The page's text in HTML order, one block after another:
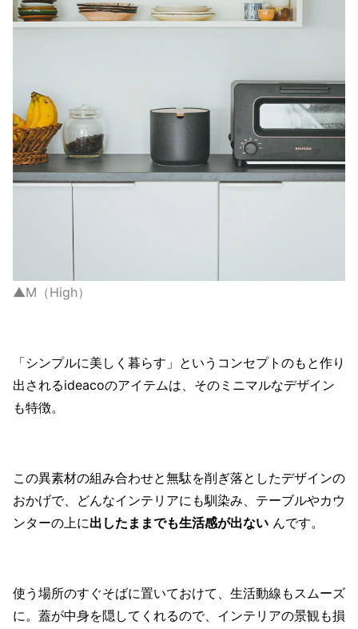
▲M（High）
「シンプルに美しく暮らす」というコンセプトのもと作り
出されるideacoのアイテムは、そのミニマルなデザイン
も特徴。
この異素材の組み合わせと無駄を削ぎ落としたデザインの
おかげで、どんなインテリアにも馴染み、テーブルやカウ
ンターの上に出したままでも生活感が出ない んです。
使う場所のすぐそばに置いておけて、生活動線もスムーズ
に。蓋が中身を隠してくれるので、インテリアの景観も損